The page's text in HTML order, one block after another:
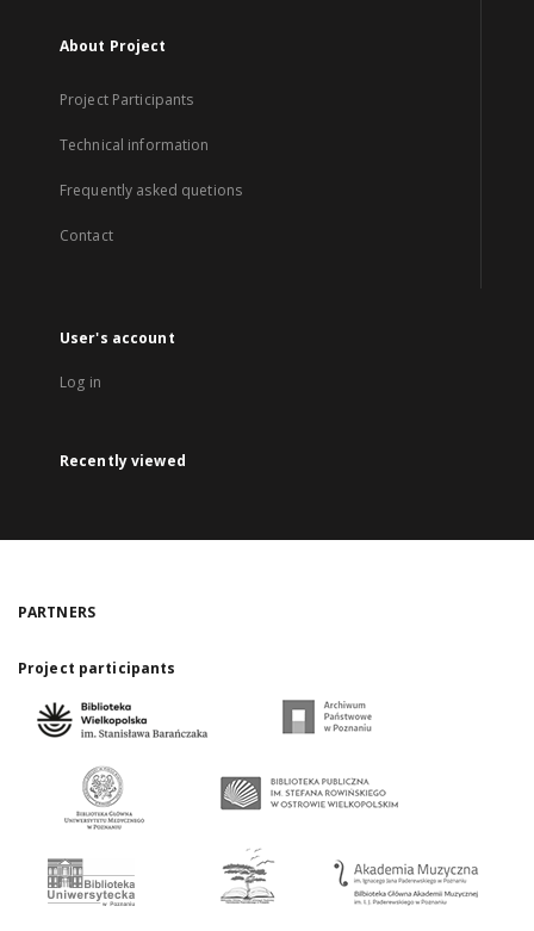
About Project
Project Participants
Technical information
Frequently asked quetions
Contact
User's account
Log in
Recently viewed
PARTNERS
Project participants